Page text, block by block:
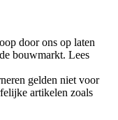
door ons op laten
bouwmarkt. Lees
gelden niet voor
artikelen zoals